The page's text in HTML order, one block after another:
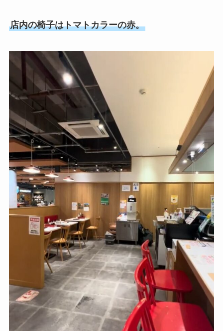
店内の椅子はトマトカラーの赤。